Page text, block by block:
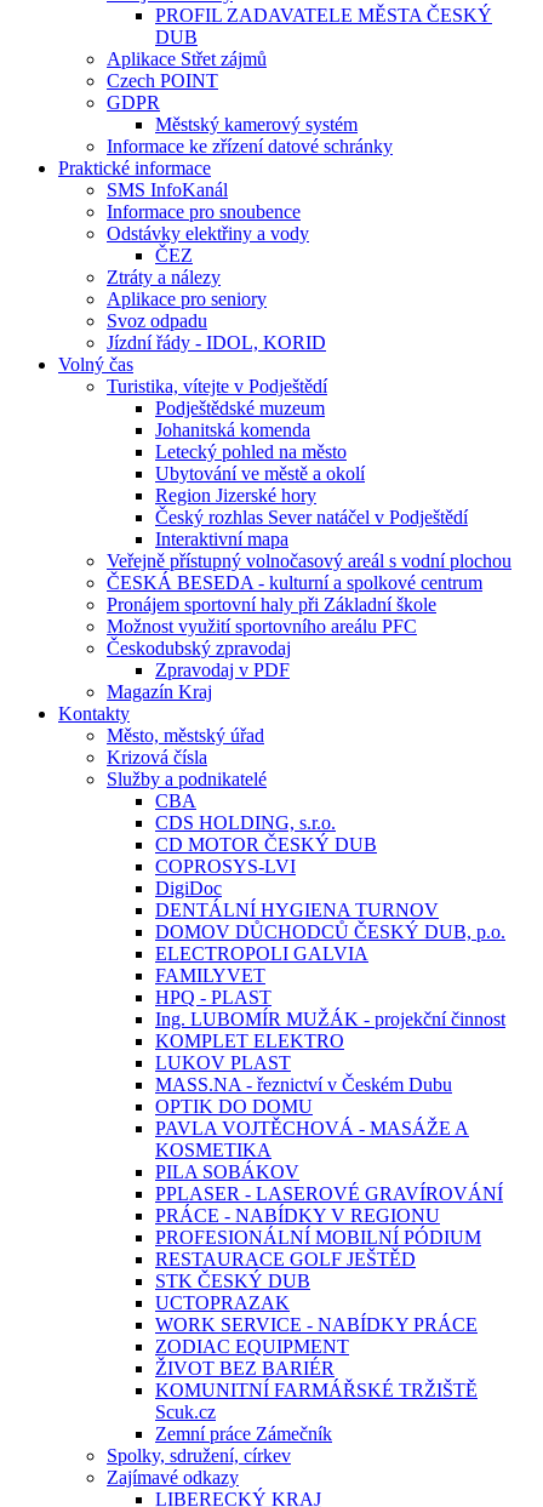
PROFIL ZADAVATELE MĚSTA ČESKÝ
DUB
Aplikace Střet zájmů
Czech POINT
GDPR
Městský kamerový systém
Informace ke zřízení datové schránky
Praktické informace
SMS InfoKanál
Informace pro snoubence
Odstávky elektřiny a vody
ČEZ
Ztráty a nálezy
Aplikace pro seniory
Svoz odpadu
Jízdní řády - IDOL, KORID
Volný čas
Turistika, vítejte v Podještědí
Podještědské muzeum
Johanitská komenda
Letecký pohled na město
Ubytování ve městě a okolí
Region Jizerské hory
Český rozhlas Sever natáčel v Podještědí
Interaktivní mapa
Veřejně přístupný volnočasový areál s vodní plochou
ČESKÁ BESEDA - kulturní a spolkové centrum
Pronájem sportovní haly při Základní škole
Možnost využití sportovního areálu PFC
Českodubský zpravodaj
Zpravodaj v PDF
Magazín Kraj
Kontakty
Město, městský úřad
Krizová čísla
Služby a podnikatelé
CBA
CDS HOLDING, s.r.o.
CD MOTOR ČESKÝ DUB
COPROSYS-LVI
DigiDoc
DENTÁLNÍ HYGIENA TURNOV
DOMOV DŮCHODCŮ ČESKÝ DUB, p.o.
ELECTROPOLI GALVIA
FAMILYVET
HPQ - PLAST
Ing. LUBOMÍR MUŽÁK - projekční činnost
KOMPLET ELEKTRO
LUKOV PLAST
MASS.NA - řeznictví v Českém Dubu
OPTIK DO DOMU
PAVLA VOJTĚCHOVÁ - MASÁŽE A
KOSMETIKA
PILA SOBÁKOV
PPLASER - LASEROVÉ GRAVÍROVÁNÍ
PRÁCE - NABÍDKY V REGIONU
PROFESIONÁLNÍ MOBILNÍ PÓDIUM
RESTAURACE GOLF JEŠTĚD
STK ČESKÝ DUB
UCTOPRAZAK
WORK SERVICE - NABÍDKY PRÁCE
ZODIAC EQUIPMENT
ŽIVOT BEZ BARIÉR
KOMUNITNÍ FARMÁŘSKÉ TRŽIŠTĚ
Scuk.cz
Zemní práce Zámečník
Spolky, sdružení, církev
Zajímavé odkazy
LIBERECKÝ KRAJ